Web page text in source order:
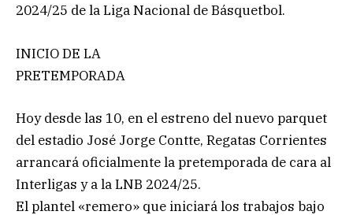
2024/25 de la Liga Nacional de Básquetbol.
INICIO DE LA
PRETEMPORADA
Hoy desde las 10, en el estreno del nuevo parquet
del estadio José Jorge Contte, Regatas Corrientes
arrancará oficialmente la pretemporada de cara al
Interligas y a la LNB 2024/25.
El plantel «remero» que iniciará los trabajos bajo